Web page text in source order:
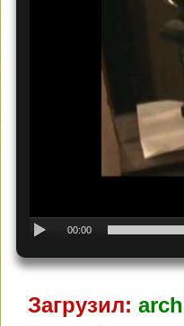
00:00
Загрузил: